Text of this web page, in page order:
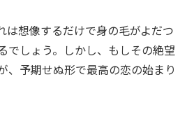
は想像するだけで身の毛がよだつ
でしょう。しかし、もしその絶望
、予期せぬ形で最高の恋の始まり